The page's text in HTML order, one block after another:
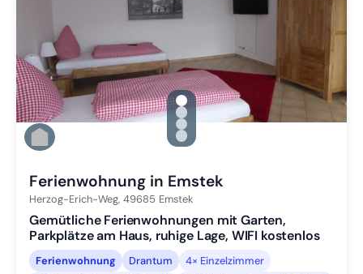
gallery.slide_selector
Zu Slide 1 wechseln
Zu Slide 2 wechseln
Zu Slide 3 wechseln
Zu Slide 4 wechseln
Ferienwohnung in Emstek
Herzog-Erich-Weg, 49685 Emstek
Gemütliche Ferienwohnungen mit Garten,
Parkplätze am Haus, ruhige Lage, WIFI kostenlos
Ferienwohnung Drantum
4× Einzelzimmer